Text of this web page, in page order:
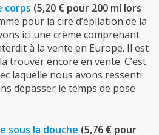
corps (5,20 € pour 200 ml lors
pour la cire d’épilation de la
ici une crème comprenant
à la vente en Europe. Il est
trouver encore en vente. C’est
laquelle nous avons ressenti
dépasser le temps de pose
sous la douche (5,76 € pour